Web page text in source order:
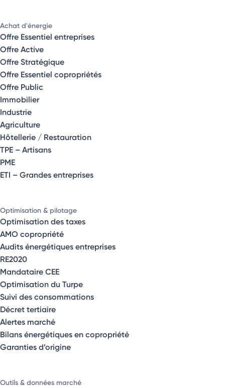
Achat d'énergie
Offre Essentiel entreprises
Offre Active
Offre Stratégique
Offre Essentiel copropriétés
Offre Public
Immobilier
Industrie
Agriculture
Hôtellerie / Restauration
TPE – Artisans
PME
ETI – Grandes entreprises
Optimisation & pilotage
Optimisation des taxes
AMO copropriété
Audits énergétiques entreprises
RE2020
Mandataire CEE
Optimisation du Turpe
Suivi des consommations
Décret tertiaire
Alertes marché
Bilans énergétiques en copropriété
Garanties d’origine
Outils & données marché